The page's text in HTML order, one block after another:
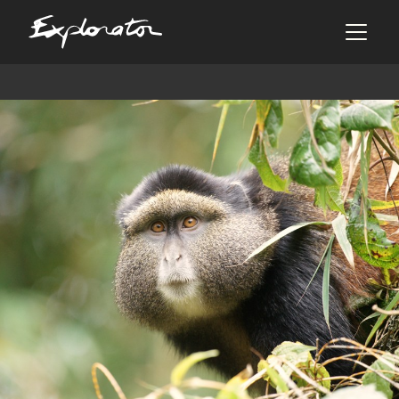
Les pays
AFRIQUE DU SUD
ARABIE SAOUDITE
ARGENTINE
ARMÉNIE
BANGLADESH